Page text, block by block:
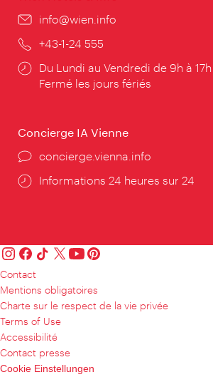
E-
info@wien.info
Téléphone:
+43-1-24 555
Horaires
d'ouverture:
Du Lundi au Vendredi de 9h à 17h
Fermé les jours fériés
Concierge IA Vienne
Ort:
concierge.vienna.info
Öffnungszeiten:
Informations 24 heures sur 24
Contact
Mentions obligatoires
Charte sur le respect de la vie privée
Terms of Use
Accessibilité
Contact presse
Cookie Einstellungen